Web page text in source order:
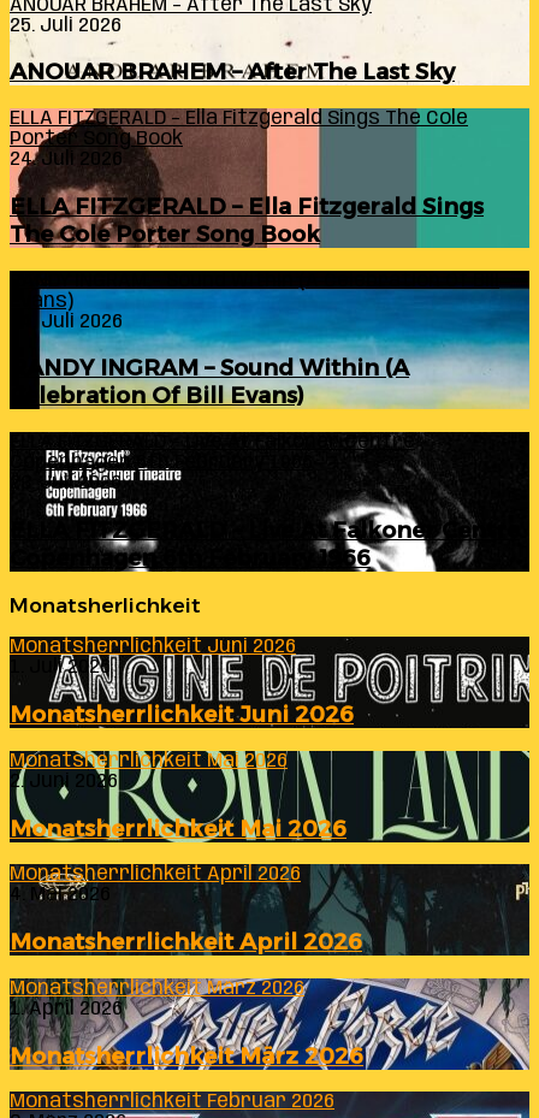
ANOUAR BRAHEM – After The Last Sky
25. Juli 2026
ANOUAR BRAHEM – After The Last Sky
ELLA FITZGERALD – Ella Fitzgerald Sings The Cole
Porter Song Book
24. Juli 2026
ELLA FITZGERALD – Ella Fitzgerald Sings
The Cole Porter Song Book
Evans)
24. Juli 2026
RANDY INGRAM – Sound Within (A
Celebration Of Bill Evans)
ELLA FITZGERALD – Live At Falkoner Centre
Copenhagen 6th February 1966
23. Juli 2026
ELLA FITZGERALD – Live At Falkoner Centre
Copenhagen 6th February 1966
Monatsherlichkeit
Monatsherrlichkeit Juni 2026
1. Juli 2026
Monatsherrlichkeit Juni 2026
Monatsherrlichkeit Mai 2026
2. Juni 2026
Monatsherrlichkeit Mai 2026
Monatsherrlichkeit April 2026
4. Mai 2026
Monatsherrlichkeit April 2026
Monatsherrlichkeit März 2026
1. April 2026
Monatsherrlichkeit März 2026
Monatsherrlichkeit Februar 2026